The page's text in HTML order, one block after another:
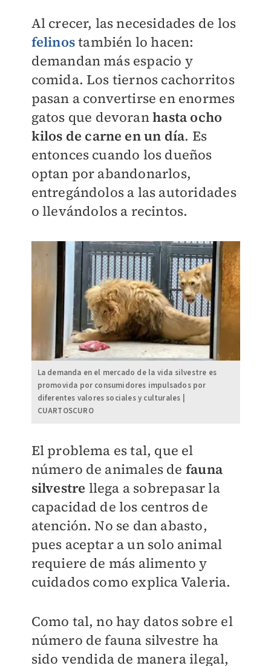
Al crecer, las necesidades de los
felinostambién lo hacen:
demandan más espacio y
comida. Los tiernos cachorritos
pasan a convertirse en enormes
gatos que devoranhasta ocho
kilos de carne en un día. Es
entonces cuando los dueños
optan por abandonarlos,
entregándolos a las autoridades
o llevándolos a recintos.
La demanda en el mercado de la vida silvestre es
promovida por consumidores impulsados por
diferentes valores sociales y culturales |
CUARTOSCURO
El problema es tal, que el
número de animales de fauna
silvestre llega a sobrepasar la
capacidad de los centros de
atención. No se dan abasto,
pues aceptar a un solo animal
requiere de más alimento y
cuidados como explica Valeria.
Como tal, no hay datos sobre el
número de fauna silvestre ha
sido vendida de manera ilegal,